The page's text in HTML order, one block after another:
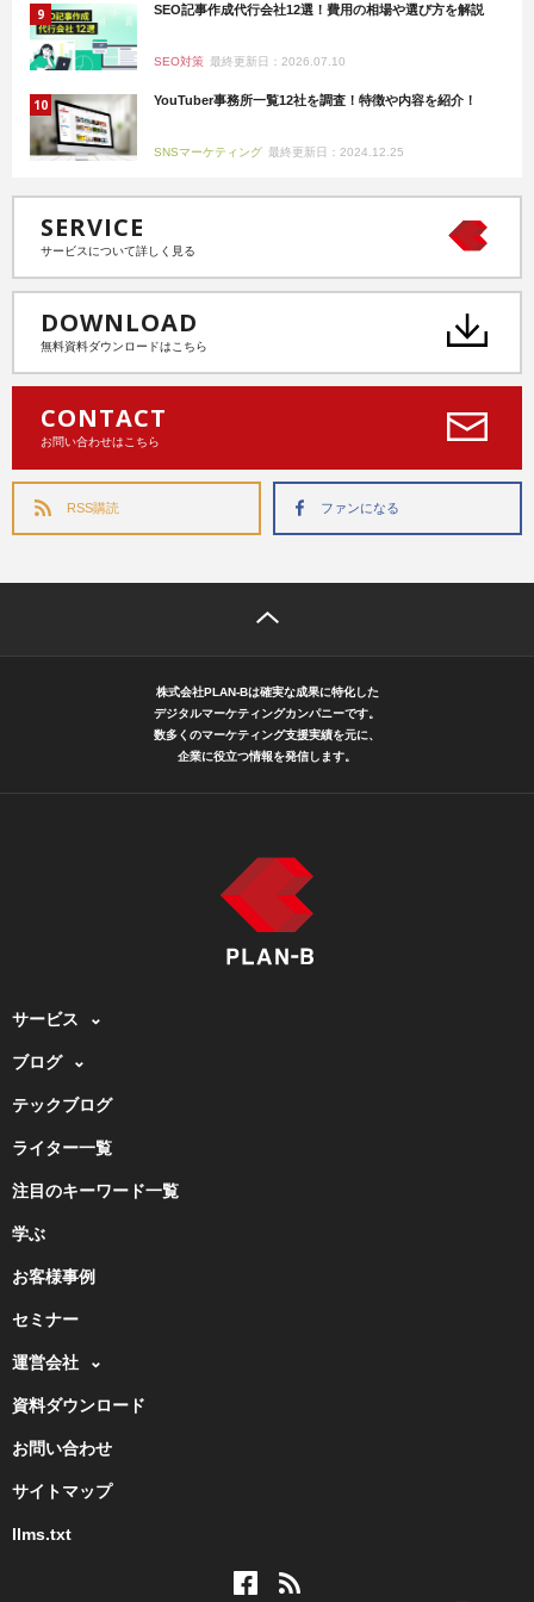
SEO記事作成代行会社12選！費用の相場や選び方を解説
SEO対策 最終更新日：2026.07.10
YouTuber事務所一覧12社を調査！特徴や内容を紹介！
SNSマーケティング 最終更新日：2024.12.25
SERVICE
サービスについて詳しく見る
DOWNLOAD
無料資料ダウンロードはこちら
CONTACT
お問い合わせはこちら
RSS購読 ファンになる
株式会社PLAN-Bは確実な成果に特化した
デジタルマーケティングカンパニーです。
数多くのマーケティング支援実績を元に、
企業に役立つ情報を発信します。
サービス
ブログ
テックブログ
ライター一覧
注目のキーワード一覧
学ぶ
お客様事例
セミナー
運営会社
資料ダウンロード
お問い合わせ
サイトマップ
llms.txt